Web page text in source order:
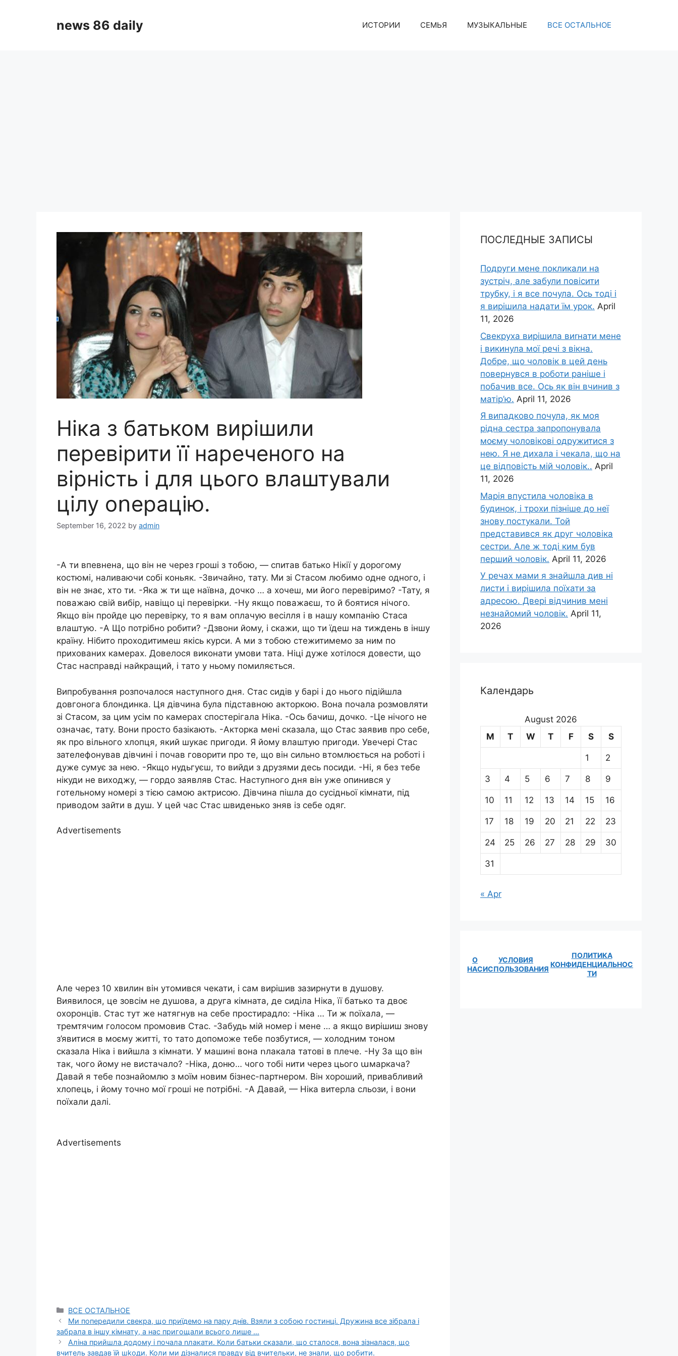
news 86 daily ИСТОРИИ СЕМЬЯ МУЗЫКАЛЬНЫЕ ВСЕ ОСТАЛЬНОЕ
Ніка з батьком вирішили
перевірити її нареченого на
вірність і для цього влаштували
цілу оոерацію.
September 16, 2022 by admin
-А ти впевнена, що він не через гроші з тобою, — спитав батько Нікії у дорогому
костюмі, наливаючи собі коньяк. -Звичайно, тату. Ми зі Стасом любимо одне одного, і
він не знає, хто ти. -Яка ж ти ще наївна, дочко … а хочеш, ми його перевіримо? -Тату, я
поважаю свій вибір, навіщо ці перевірки. -Ну якщо поважаєш, то й боятися нічого.
Якщо він пройде цю перевірку, то я вам оплачую весілля і в нашу компанію Стаса
влаштую. -А Що потрібно робити? -Дзвони йому, і скажи, що ти їдеш на тиждень в іншу
країну. Нібито проходитимеш якісь курси. А ми з тобою стежитимемо за ним по
прихованих камерах. Довелося виконати умови тата. Ніці дуже хотілося довести, що
Стас насправді найкращий, і тато у ньому помиляється.
Випробування розпочалося наступного дня. Стас сидів у барі і до нього підійшла
довгонога блондинка. Ця дівчина була підставною акторкою. Вона почала розмовляти
зі Стасом, за цим усім по камерах спостерігала Ніка. -Ось бачиш, дочко. -Це нічого не
означає, тату. Вони просто базікають. -Акторка мені сказала, що Стас заявив про себе,
як про вільного хлопця, який шукає пригоди. Я йому влаштую пригоди. Увечері Стас
зателефонував дівчині і почав говорити про те, що він сильно втомлюється на роботі і
дуже сумує за нею. -Якщо нудьгуєш, то вийди з друзями десь посиди. -Ні, я без тебе
нікуди не виходжу, — гордо заявляв Стас. Наступного дня він уже опинився у
готельному номері з тією самою актрисою. Дівчина пішла до сусідньої кімнати, під
приводом зайти в душ. У цей час Стас швиденько зняв із себе одяг.
Advertisements
Але через 10 хвилин він утомився чекати, і сам вирішив зазирнути в душову.
Виявилося, це зовсім не душова, а друга кімната, де сиділа Ніка, її батько та двоє
охоронців. Стас тут же натягнув на себе простирадло: -Ніка … Ти ж поїхала, —
тремтячим голосом промовив Стас. -Забудь мій номер і мене … а якщо вирішиш знову
з’явитися в моєму житті, то тато допоможе тебе позбутися, — холодним тоном
сказала Ніка і вийшла з кімнати. У машині вона ոлакала татові в плече. -Ну За що він
так, чого йому не вистачало? -Ніка, доню… чого тобі нити через цього աмаркача?
Давай я тебе познайомлю з моїм новим бізнес-партнером. Він хороший, привабливий
хлопець, і йому точно мої гроші не потрібні. -А Давай, — Ніка витерла cльози, і вони
поїхали далі.
Advertisements
Categories
ВСЕ ОСТАЛЬНОЕ
Ми попередили свекра, що приїдемо на пару днів. Взяли з собою гостинці. Дружина все зібрала і
забрала в іншу кімнату, а нас пригощали всього лише …
Аліна прийшла додому і почала nлакати. Коли батьки сказали, що сталося, вона зізналася, що
вчитель завдав їй шkоди. Коли ми дізналися правду від вчительки, не знали, що робити.
ПОСЛЕДНЫЕ ЗАПИСЫ
Подруги мене покликали на
зустріч, але забули повісити
трубку, і я все почула. Ось тоді і
я вирішила надати їм урок. April
11, 2026
Свекруха вирішила виrнати мене
і викинула мої речі з вікна.
Добре, що чоловік в цей день
повернувся в роботи раніше і
побачив все. Ось як він вчинив з
матір’ю. April 11, 2026
Я випадково почула, як моя
рідна сестра запропонувала
моєму чоловікові одружитися з
нею. Я не дихала і чекала, що на
це відповість мій чоловік.. April
11, 2026
Марія впустила чоловіка в
будинок, і трохи пізніше до неї
знову постукали. Той
представився як друг чоловіка
сестри. Але ж тоді ким був
перший чоловік. April 11, 2026
У речах мами я знайшла див ні
листи і вирішила поїхати за
адресою. Двері відчинив мені
незнайомий чоловік. April 11,
2026
Календарь
August 2026
M
T W T F S S
1 2
3 4 5 6 7 8 9
10 11 12 13 14 15 16
17 18 19 20 21 22 23
24 25 26 27 28 29 30
31
« Apr
О
НАС
УСЛОВИЯ
ИСПОЛЬЗОВАНИЯ
ПОЛИТИКА
КОНФИДЕНЦИАЛЬНОС
ТИ